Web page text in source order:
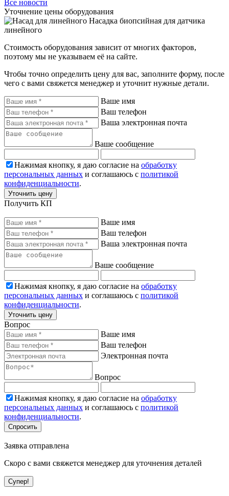
Все новости
Уточнение цены оборудования
Насадка биопсийная для датчика
линейного
Стоимость оборудования зависит от многих факторов,
поэтому мы не указываем её на сайте.
Чтобы точно определить цену для вас, заполните форму, после
чего с вами свяжется менеджер и уточнит нужные детали.
Ваше имя
Ваш телефон
Ваша электронная почта
Ваше сообщение
Нажимая кнопку, я даю согласие на обработку
персональных данных и соглашаюсь с политикой
конфиденциальности.
Уточнить цену
Получить КП
Ваше имя
Ваш телефон
Ваша электронная почта
Ваше сообщение
Нажимая кнопку, я даю согласие на обработку
персональных данных и соглашаюсь с политикой
конфиденциальности.
Уточнить цену
Вопрос
Ваше имя
Ваш телефон
Электронная почта
Вопрос
Нажимая кнопку, я даю согласие на обработку
персональных данных и соглашаюсь с политикой
конфиденциальности.
Спросить
Заявка отправлена
Скоро с вами свяжется менеджер для уточнения деталей
Супер!